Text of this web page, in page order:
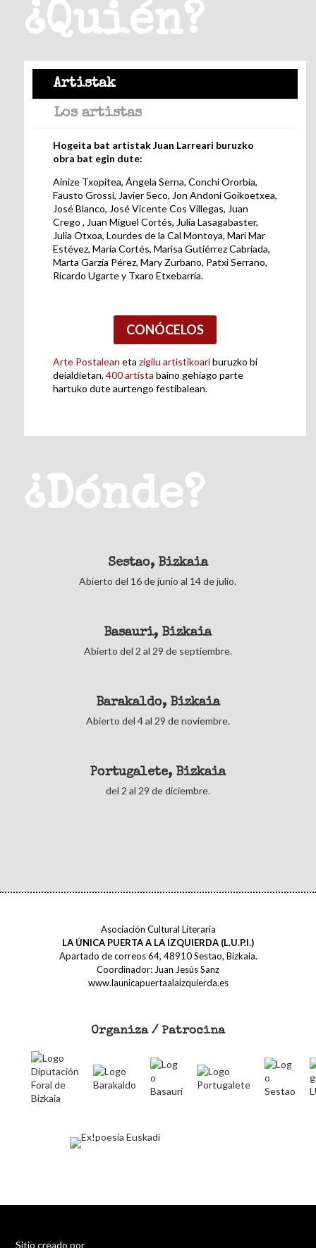
¿Quién?
Artistak
Los artistas
Hogeita bat artistak Juan Larreari buruzko
obra bat egin dute:
Ainize Txopitea, Ángela Serna, Conchi Ororbia,
Fausto Grossi, Javier Seco, Jon Andoni Goikoetxea,
José Blanco, José Vicente Cos Villegas, Juan
Crego , Juan Miguel Cortés, Julia Lasagabaster,
Julia Otxoa, Lourdes de la Cal Montoya, Mari Mar
Estévez, María Cortés, Marisa Gutiérrez Cabriada,
Marta Garzía Pérez, Mary Zurbano, Patxi Serrano,
Ricardo Ugarte y Txaro Etxebarría.
CONÓCELOS
Arte Postalean eta zigilu artistikoariburuzko bi
deialdietan, 400 artista baino gehiago parte
hartuko dute aurtengo festibalean.
¿Dónde?
Sestao, Bizkaia
Abierto del 16 de junio al 14 de julio.
Basauri, Bizkaia
Abierto del 2 al 29 de septiembre.
Barakaldo, Bizkaia
Abierto del 4 al 29 de noviembre.
Portugalete, Bizkaia
del 2 al 29 de diciembre.
Asociación Cultural Literaria
LA ÚNICA PUERTA A LA IZQUIERDA (L.U.P.I.)
Apartado de correos 64, 48910 Sestao, Bizkaia.
Coordinador: Juan Jesús Sanz
www.launicapuertaalaizquierda.es
Organiza / Patrocina
Sitio creado por